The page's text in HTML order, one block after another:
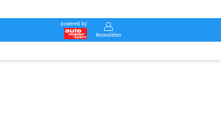
powered by
Anmelden